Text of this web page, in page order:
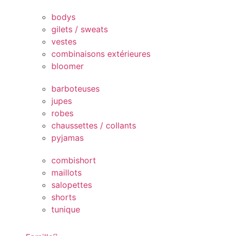
bodys
gilets / sweats
vestes
combinaisons extérieures
bloomer
barboteuses
jupes
robes
chaussettes / collants
pyjamas
combishort
maillots
salopettes
shorts
tunique